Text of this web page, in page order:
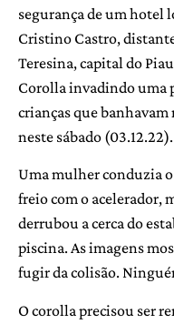
segurança de um hotel
Cristino Castro,
Teresina, capital do
Corolla invadindo uma
crianças que
neste sábado (03.12.22).
Uma mulher conduzia
freio com o acelerador,
derrubou a cerca do
piscina. As imagens
fugir da colisão.
O corolla precisou ser